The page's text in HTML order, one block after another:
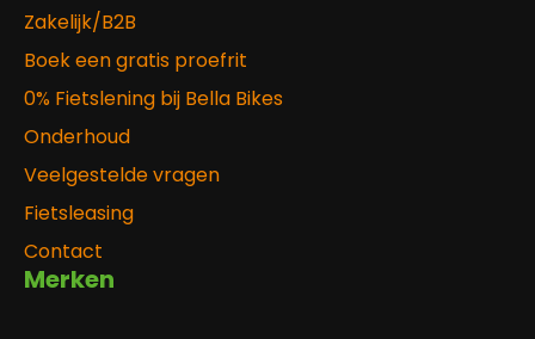
Zakelijk/B2B
Boek een gratis proefrit
0% Fietslening bij Bella Bikes
Onderhoud
Veelgestelde vragen
Fietsleasing
Contact
Merken